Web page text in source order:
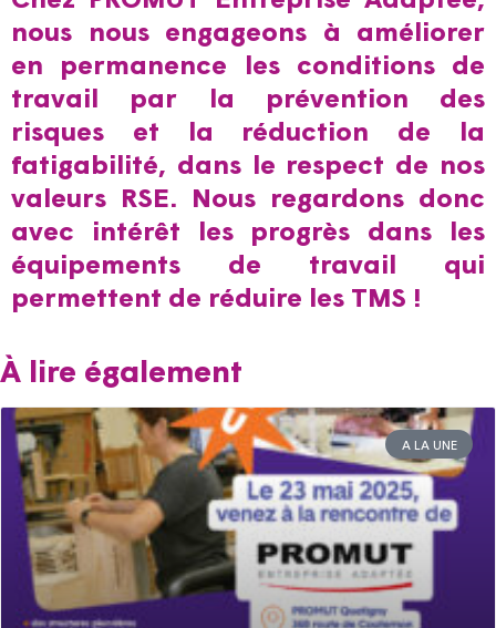
nous nous engageons à améliorer
en permanence les conditions de
travail par la prévention des
risques et la réduction de la
fatigabilité, dans le respect de nos
valeurs RSE. Nous regardons donc
avec intérêt les progrès dans les
équipements de travail qui
permettent de réduire les TMS !
À lire également
A LA UNE